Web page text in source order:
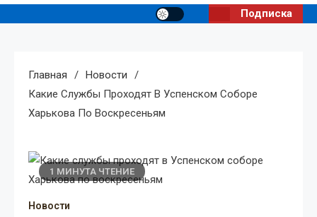
Подписка
Главная
Новости
Какие Службы Проходят В Успенском Соборе
Харькова По Воскресеньям
1 МИНУТА ЧТЕНИЕ
Новости